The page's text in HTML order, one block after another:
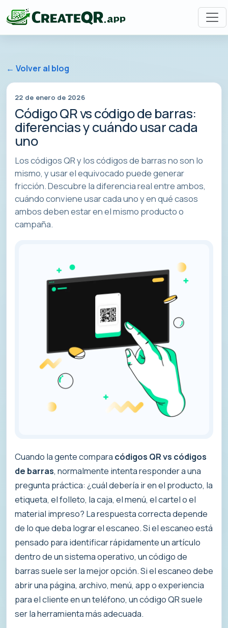
← Volver al blog
22 de enero de 2026
Código QR vs código de barras:
diferencias y cuándo usar cada
uno
Los códigos QR y los códigos de barras no son lo
mismo, y usar el equivocado puede generar
fricción. Descubre la diferencia real entre ambos,
cuándo conviene usar cada uno y en qué casos
ambos deben estar en el mismo producto o
campaña.
Cuando la gente compara códigos QR vs códigos
de barras, normalmente intenta responder a una
pregunta práctica: ¿cuál debería ir en el producto, la
etiqueta, el folleto, la caja, el menú, el cartel o el
material impreso? La respuesta correcta depende
de lo que deba lograr el escaneo. Si el escaneo está
pensado para identificar rápidamente un artículo
dentro de un sistema operativo, un código de
barras suele ser la mejor opción. Si el escaneo debe
abrir una página, archivo, menú, app o experiencia
para el cliente en un teléfono, un código QR suele
ser la herramienta más adecuada.